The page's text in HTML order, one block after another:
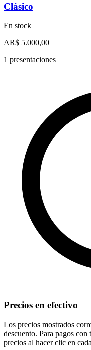
Clásico
En stock
AR$ 5.000,00
1 presentaciones
Precios en efectivo
Los precios mostrados
descuento. Para pagos
precios al hacer clic en